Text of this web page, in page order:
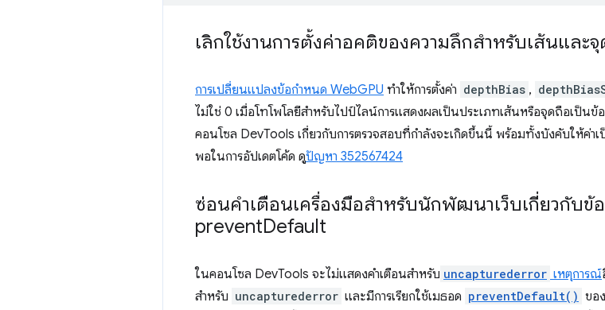
เลิกใช้งานการตั้งค่าอคติของความลึกสำหรับเส้นและจุ
การเปลี่ยนแปลงข้อกำหนด WebGPU ทำให้การตั้งค่า depthBias ,
ไม่ใช่ 0 เมื่อโทโพโลยีสำหรับไปป์ไลน์การแสดงผลเป็นประเภทเส้นหรือจุดถือเป็นข้
คอนโซล DevTools เกี่ยวกับการตรวจสอบที่กำลังจะเกิดขึ้นนี้ พร้อมทั้งบังคับให้ค่
พอในการอัปเดตโค้ด ดูปัญหา 352567424
ซ่อนคำเตือนเครื่องมือสำหรับนักพัฒนาเว็บเกี่ยวกับ
preventDefault
ในคอนโซล DevTools จะไม่แสดงคำเตือนสำหรับ uncapturederror เหตุการณ์
สำหรับ uncapturederror และมีการเรียกใช้เมธอด preventDefault() ขอ